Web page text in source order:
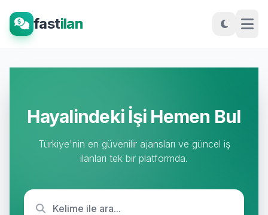
fastilan
Hayalindeki İşi Hemen Bul
Türkiye'nin en güvenilir ajansları ve güncel iş
ilanları tek bir platformda.